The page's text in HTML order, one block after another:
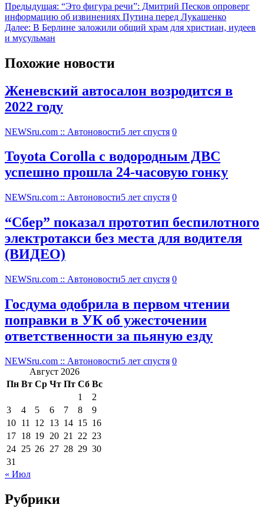
Предыдущая: “Это фигура речи”: Дмитрий Песков опроверг
информацию об извинениях Путина перед Лукашенко
Далее: В Берлине заложили общий храм для христиан, иудеев
и мусульман
Похожие новости
Женевский автосалон возродится в
2022 году
NEWSru.com :: Автоновости5 лет спустя 0
Toyota Corolla с водородным ДВС
успешно прошла 24-часовую гонку
NEWSru.com :: Автоновости5 лет спустя 0
“Сбер” показал прототип беспилотного
электротакси без места для водителя
(ВИДЕО)
NEWSru.com :: Автоновости5 лет спустя 0
Госдума одобрила в первом чтении
поправки в УК об ужесточении
ответственности за пьяную езду
NEWSru.com :: Автоновости5 лет спустя 0
Август 2026
Пн Вт Ср Чт Пт Сб Вс
1
2
3
4 5 6 7 8
9
10 11 12 13 14 15 16
17 18 19 20 21 22 23
24 25 26 27 28 29 30
31
« Июл
Рубрики